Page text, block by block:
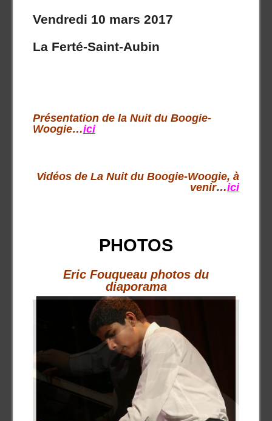
Vendredi 10 mars 2017
La Ferté-Saint-Aubin
Présentation de la Nuit du Boogie-
Woogie…ici
Vidéos de La Nuit du Boogie-Woogie, à
venir…ici
PHOTOS
Eric Fouqueau photos du
diaporama